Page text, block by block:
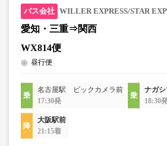
WILLER EXPRESS/STAR
愛知・三重⇒関西
WX814便
昼行便
名古屋駅 ビックカメラ前
17:30発
ナガシ
18:30
大阪駅前
21:15着